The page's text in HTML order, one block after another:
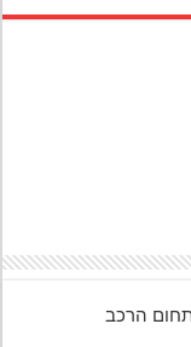
הרכב